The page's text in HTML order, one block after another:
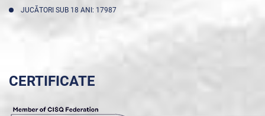
JUCĂTORI SUB 18 ANI: 17987
CERTIFICATE